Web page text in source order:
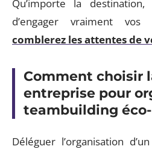
Qu’importe la
d’engager vraiment vos
comblerez les attentes de
Comment choisir
entreprise pour
teambuilding
Déléguer l’organisation